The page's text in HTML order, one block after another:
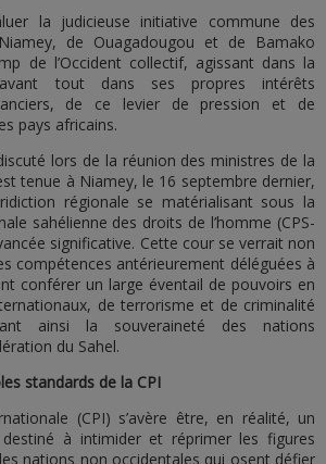
la judicieuse initiative commune des
de Ouagadougou et de Bamako
de l’Occident collectif, agissant dans la
tout dans ses propres intérêts
de ce levier de pression et de
pays africains.
lors de la réunion des ministres de la
tenue à Niamey, le 16 septembre dernier,
régionale se matérialisant sous la
sahélienne des droits de l’homme (CPS-
significative. Cette cour se verrait non
compétences antérieurement déléguées à
conférer un large éventail de pouvoirs en
de terrorisme et de criminalité
ainsi la souveraineté des nations
du Sahel.
standards de la CPI
(CPI) s’avère être, en réalité, un
à intimider et réprimer les figures
nations non occidentales qui osent défier